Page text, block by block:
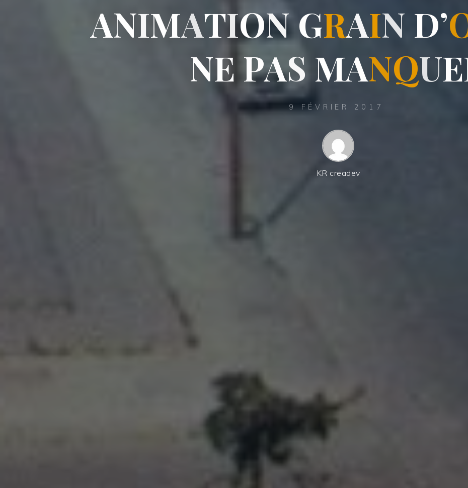
ANIMATION GRAIN D’
’
NE PA
AS MA
A NQUE
E
9 FÉVRIER 2017
KR creadev